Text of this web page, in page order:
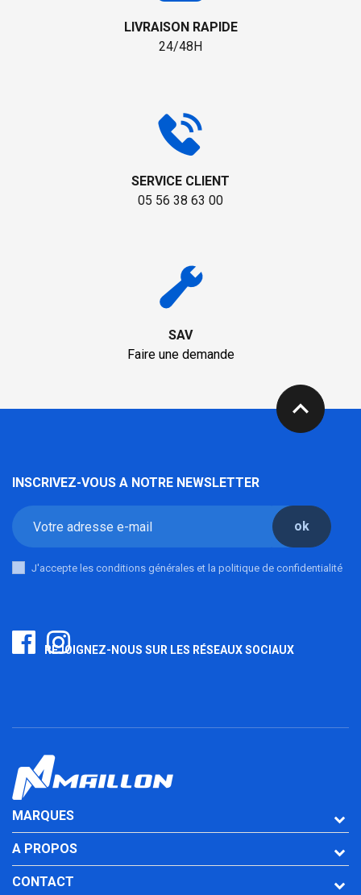
LIVRAISON RAPIDE
24/48H
SERVICE CLIENT
05 56 38 63 00
SAV
Faire une demande
expand_less
INSCRIVEZ-VOUS A NOTRE NEWSLETTER
ok
J'accepte les conditions générales et la politique de confidentialité
REJOIGNEZ-NOUS SUR LES RÉSEAUX SOCIAUX
MARQUES
A PROPOS
CONTACT